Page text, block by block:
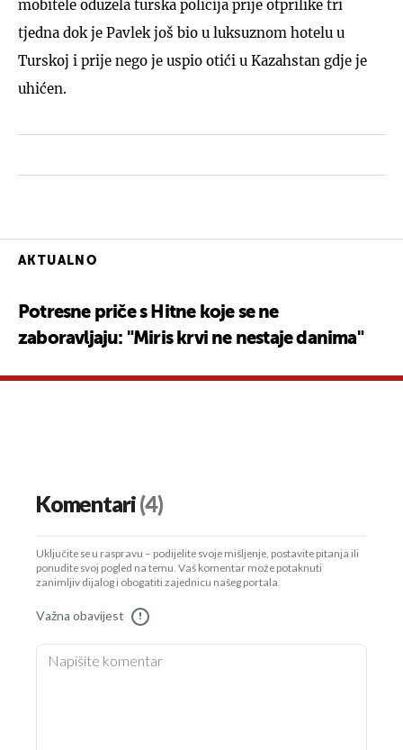
mobitele oduzela turska policija prije otprilike tri
tjedna dok je Pavlek još bio u luksuznom hotelu u
Turskoj i prije nego je uspio otići u Kazahstan gdje je
uhićen.
AKTUALNO
Potresne priče s Hitne koje se ne
zaboravljaju: "Miris krvi ne nestaje danima"
Komentari(4)
Uključite se u raspravu – podijelite svoje mišljenje, postavite pitanja ili
ponudite svoj pogled na temu. Vaš komentar može potaknuti
zanimljiv dijalog i obogatiti zajednicu našeg portala.
Važna obavijest !